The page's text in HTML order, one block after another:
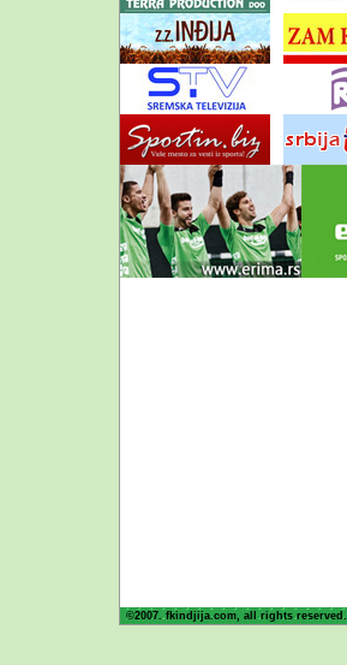
©2007. fkindjija.com, all rights reserved.